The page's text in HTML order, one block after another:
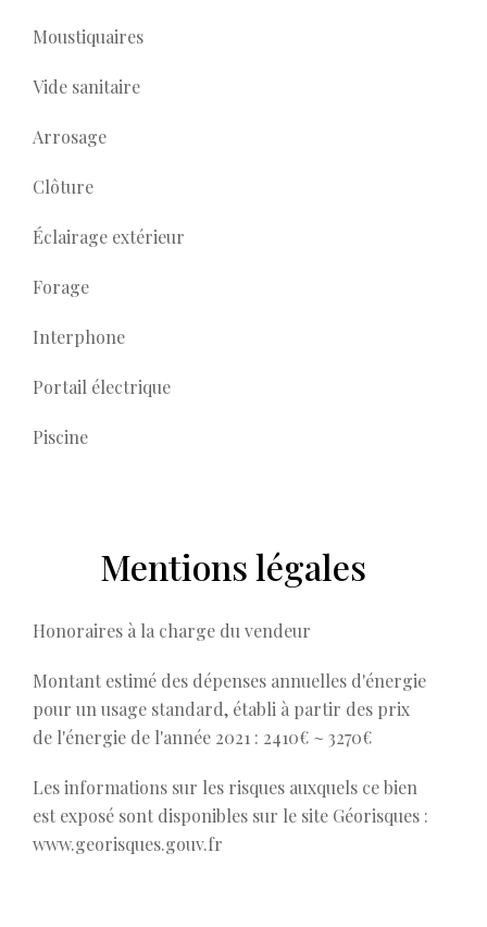
Moustiquaires
Vide sanitaire
Arrosage
Clôture
Éclairage extérieur
Forage
Interphone
Portail électrique
Piscine
Mentions légales
Honoraires à la charge du vendeur
Montant estimé des dépenses annuelles d'énergie
pour un usage standard, établi à partir des prix
de l'énergie de l'année 2021 : 2410€ ~ 3270€
Les informations sur les risques auxquels ce bien
est exposé sont disponibles sur le site Géorisques :
www.georisques.gouv.fr